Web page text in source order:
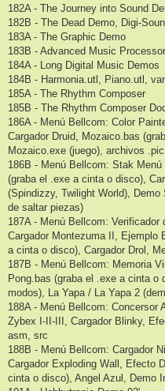
182A - The Journey into Sound
182B - The Dead Demo, Digi-
183A - The Graphic Demo
183B - Advanced Music
184A - Long Digital Music Demos
184B - Harmonia.utl, Piano.utl,
185A - The Rhythm Composer
185B - The Rhythm Composer
186A - Menú Bellcom: Color
Cargador Druid, Mozaico.bas
Mozaico.exe (juego), archivos .pic
186B - Menú Bellcom: Stak
(graba el .exe a cinta o disco),
(Spindizzy, Twilight World),
de saltar piezas)
187A - Menú Bellcom: Verificador
Cargador Montezuma II, Ejemplo
a cinta o disco), Cargador Drol,
187B - Menú Bellcom: Memoria
Pong.bas (graba el .exe a cinta o
modos), La Yapa / La Yapa 2
188A - Menú Bellcom: Concersor
Zybex I-II-III, Cargador Blinky,
asm, src
188B - Menú Bellcom: Cargador
Cargador Exploding Wall, Efecto
cinta o disco), Angel Azul, Demo